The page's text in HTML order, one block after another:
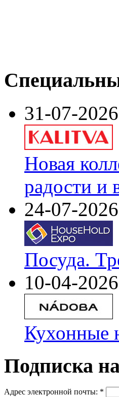
31-07-2026
Новая
радости и
24-07-2026
Посуда.
10-04-2026
Кухонные
Подписка
Адрес электронной почты: *